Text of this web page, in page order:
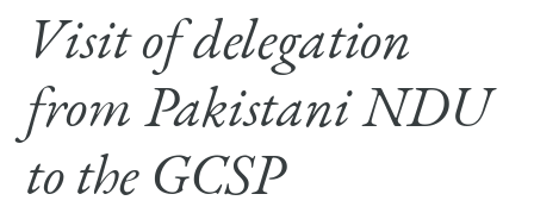
Visit of delegation
from Pakistani NDU
to the GCSP